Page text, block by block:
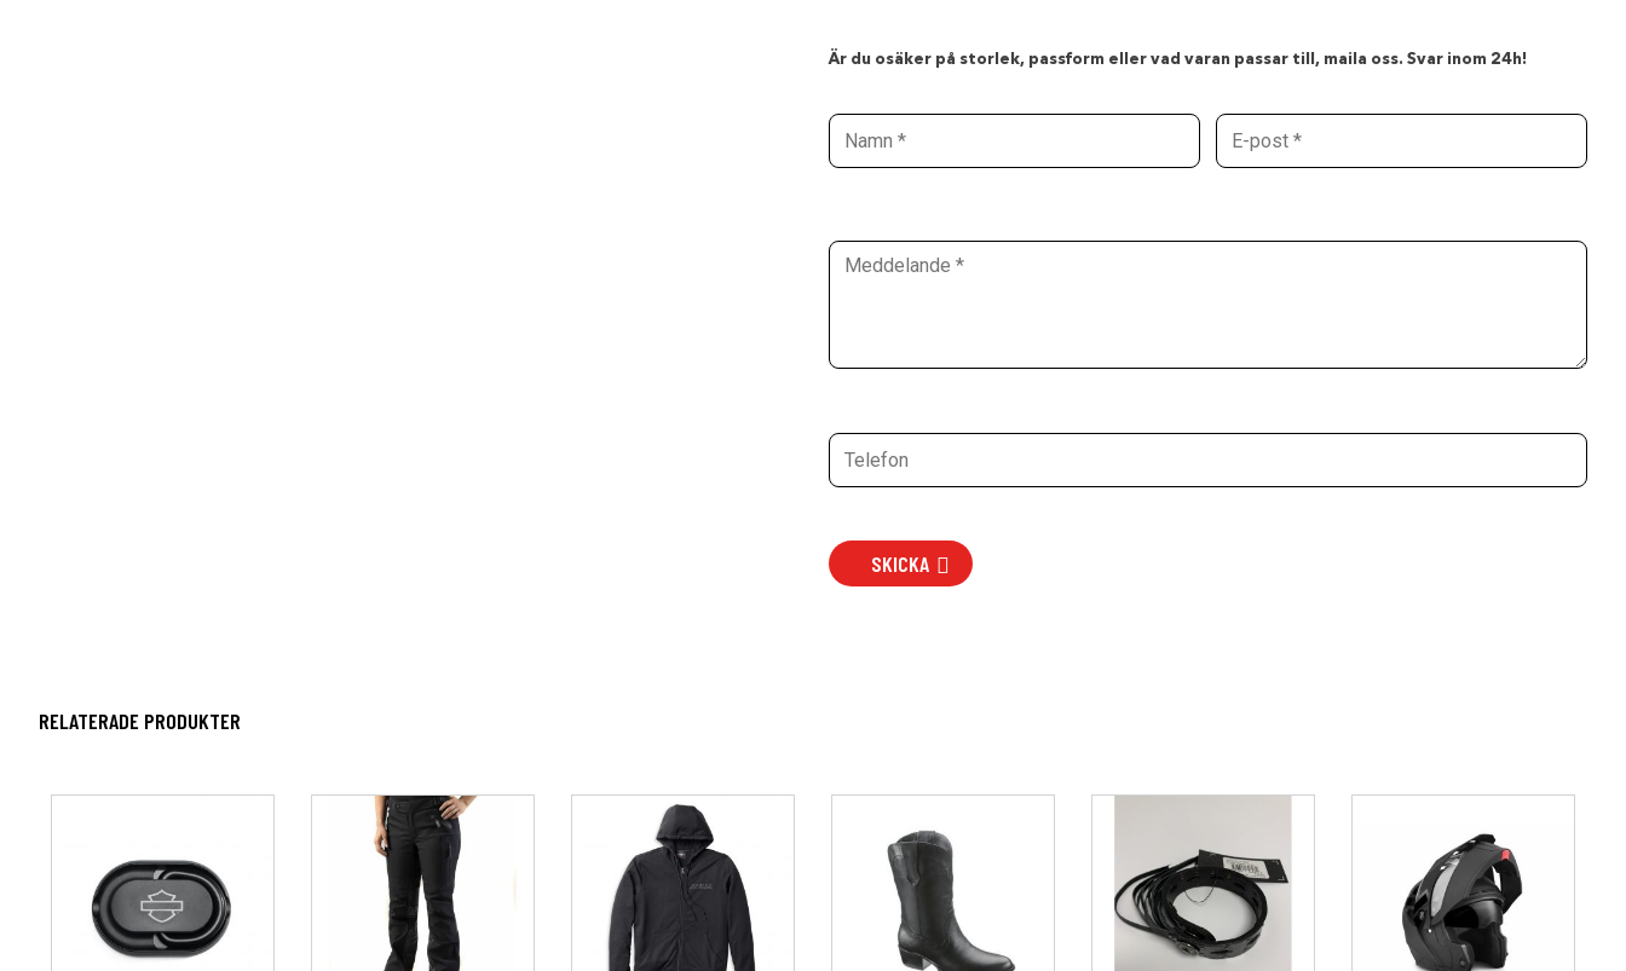
Är du osäker på storlek, passform eller vad varan passar till, maila oss. Svar inom 24h!
SKICKA
RELATERADE PRODUKTER
produkten
varianter.
alternativen
produkten
varianter.
olika
alternativen
produkten
varianter.
alternativen
varianter.
alternativen